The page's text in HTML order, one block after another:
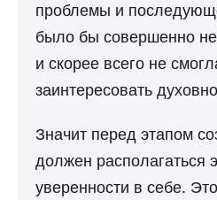
проблемы и
было бы совершенно
и скорее всего не
заинтересовать
Значит перед этапом
должен располагаться
уверенности в себе.